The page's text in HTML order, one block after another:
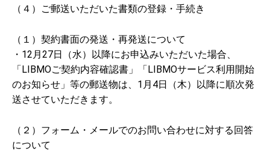
（４）ご郵送いただいた書類の登録・手続き
（１）契約書面の発送・再発送について
・12月27日（水）以降にお申込みいただいた場合、
「LIBMOご契約内容確認書」「LIBMOサービス利用開始
のお知らせ」等の郵送物は、1月4日（木）以降に順次発
送させていただきます。
（２）フォーム・メールでのお問い合わせに対する回答
について